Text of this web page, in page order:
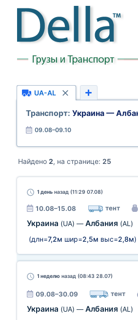
UA-AL
Транспорт: Украина —
09.08–09.10
Найдено 2, на странице: 25
1 день назад (11:29 07.08)
10.08–15.08 тент
Украина (UA) — Албания (AL)
(длн=7,2м шир=2,5м выс=2,8м)
1 неделю назад (08:43 28.07)
09.08–30.09 тент
Украина (UA) — Албания (AL)